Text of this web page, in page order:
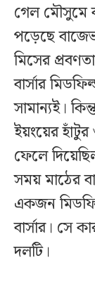
গেল মৌসুমে
পড়েছে
মিসের
বার্সার
সামান্যই।
ইয়ংয়ের
ফেলে
সময় মাঠের
একজন
বার্সার। সে
দলটি।